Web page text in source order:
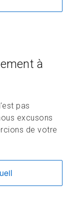
à
pas
excusons
de votre